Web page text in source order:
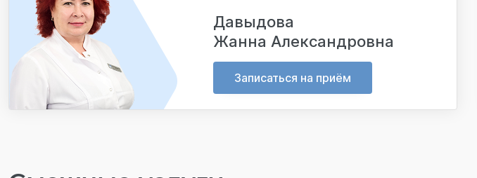
Давыдова
Жанна Александровна
Записаться на приём